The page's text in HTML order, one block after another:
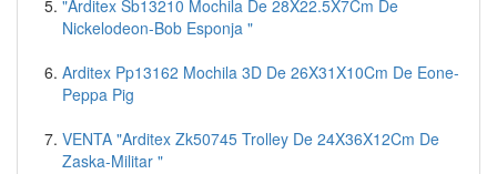
"Arditex Sb13210 Mochila De 28X22.5X7Cm De
Nickelodeon-Bob Esponja "
Arditex Pp13162 Mochila 3D De 26X31X10Cm De Eone-
Peppa Pig
VENTA "Arditex Zk50745 Trolley De 24X36X12Cm De
Zaska-Militar "